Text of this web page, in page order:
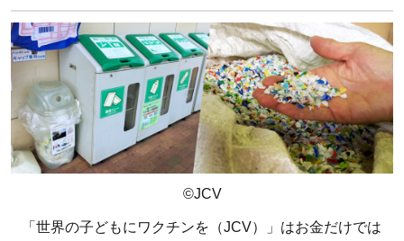
©JCV
「世界の子どもにワクチンを（JCV）」はお金だけでは